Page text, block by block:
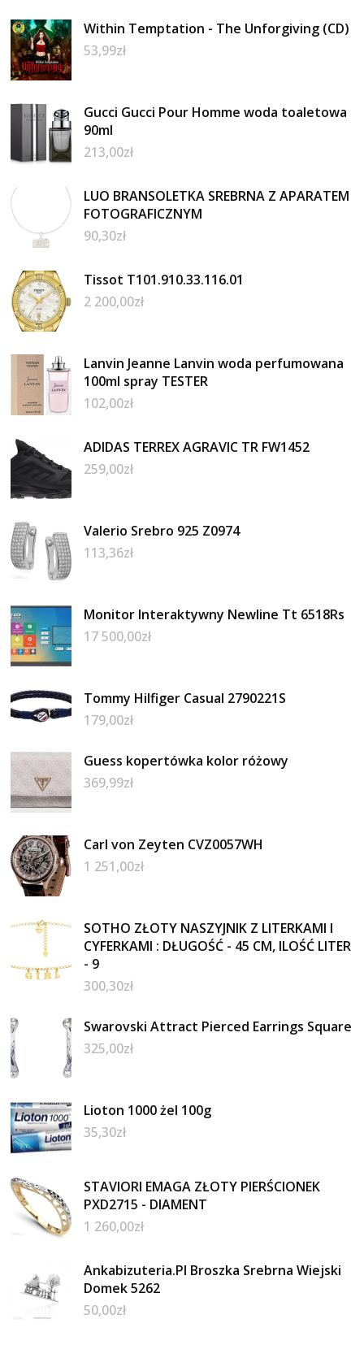
Within Temptation - The Unforgiving (CD)
53,99zł
Gucci Gucci Pour Homme woda toaletowa
90ml
213,00zł
LUO BRANSOLETKA SREBRNA Z APARATEM
FOTOGRAFICZNYM
90,30zł
Tissot T101.910.33.116.01
2 200,00zł
Lanvin Jeanne Lanvin woda perfumowana
100ml spray TESTER
102,00zł
ADIDAS TERREX AGRAVIC TR FW1452
259,00zł
Valerio Srebro 925 Z0974
113,36zł
Monitor Interaktywny Newline Tt 6518Rs
17 500,00zł
Tommy Hilfiger Casual 2790221S
179,00zł
Guess kopertówka kolor różowy
369,99zł
Carl von Zeyten CVZ0057WH
1 251,00zł
SOTHO ZŁOTY NASZYJNIK Z LITERKAMI I
CYFERKAMI : DŁUGOŚĆ - 45 CM, ILOŚĆ LITER
- 9
300,30zł
Swarovski Attract Pierced Earrings Square
325,00zł
Lioton 1000 żel 100g
35,30zł
STAVIORI EMAGA ZŁOTY PIERŚCIONEK
PXD2715 - DIAMENT
1 260,00zł
Ankabizuteria.Pl Broszka Srebrna Wiejski
Domek 5262
50,00zł